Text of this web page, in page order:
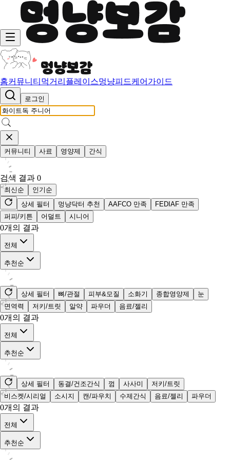
홈커뮤니티 먹거리 플레이스멍냥피드케어가이드
로그인
커뮤니티 사료 영양제 간식
검색 결과 0
최신순
인기순
상세 필터
멍냥닥터 추천 AAFCO 만족
FEDIAF 만족
퍼피/키튼
어덜트 시니어
0개의 결과
전체
추천순
상세 필터 뼈/관절 피부&모질 소화기 종합영양제
눈
면역력
저키/트릿 알약 파우더 음료/젤리
0개의 결과
전체
추천순
상세 필터 동결/건조간식 껌 사사미
저키/트릿
비스켓/시리얼
소시지 캔/파우치 수제간식 음료/젤리 파우더
0개의 결과
전체
추천순